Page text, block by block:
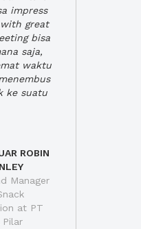
impress
great
bisa
saja,
waktu
ke suatu
ROBIN
Manager
at PT
Pilar